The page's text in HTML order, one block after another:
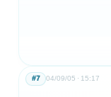
04/09/05 15:17
#7